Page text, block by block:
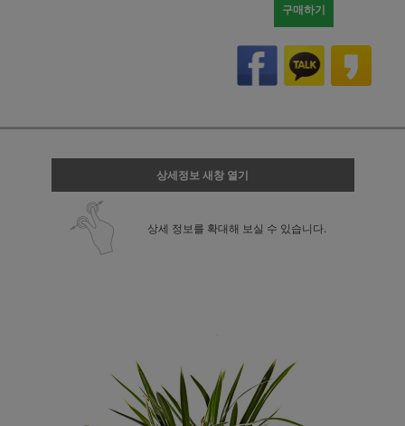
구매하기
상세정보 새창 열기
상세 정보를 확대해 보실 수 있습니다.